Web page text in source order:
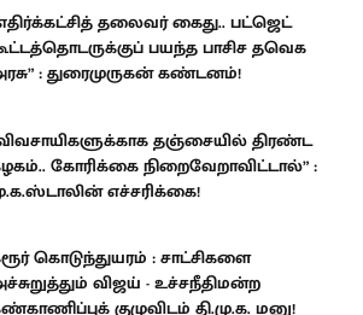
தலைவர் கைது.. பட்ஜெட்
பயந்த பாசிச தவெக
: துரைமுருகன் கண்டனம்!
தஞ்சையில் திரண்ட
கோரிக்கை நிறைவேறாவிட்டால்” :
எச்சரிக்கை!
கொடுந்துயரம் : சாட்சிகளை
விஜய் - உச்சநீதிமன்ற
குழுவிடம் தி.மு.க. மனு!